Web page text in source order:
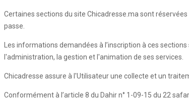
Certaines sections du site Chicadresse.ma sont
passe.
Les informations demandées à l’inscription à ces
l'administration, la gestion et l'animation de ses services.
Chicadresse assure à l'Utilisateur une collecte et un
Conformément à l’article 8 du Dahir n° 1-09-15 du 22